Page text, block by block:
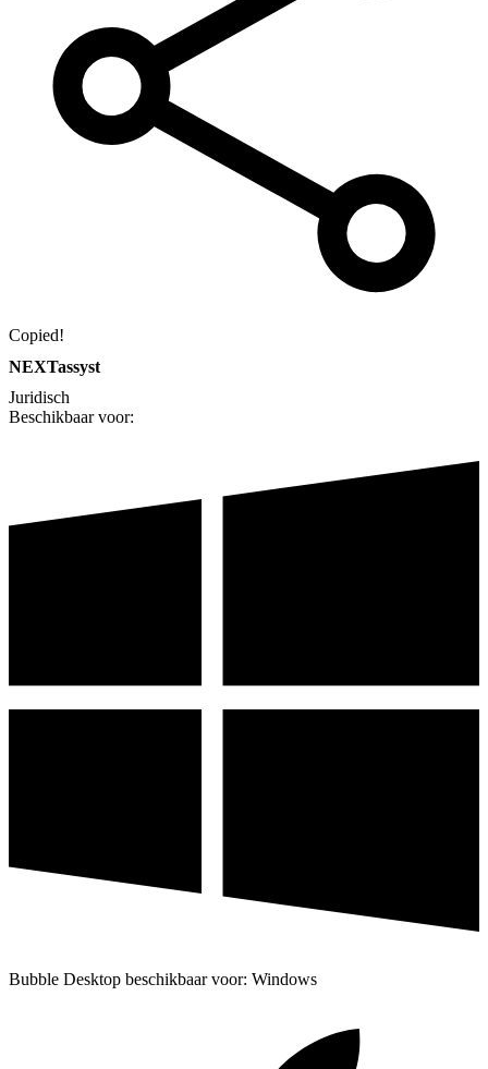
Copied!
NEXTassyst
Juridisch
Beschikbaar voor:
Bubble Desktop beschikbaar voor: Windows